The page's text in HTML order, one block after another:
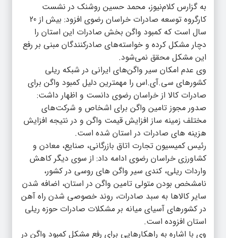
به گزارس کلام‌نیوز، محمد حسین روشنک در نشست
کارگروه توسعه صادرات خراسان رضوی افزود: بیش از 20
سال است که کمبود واگن بخش صادرات این استان را
دچار مشکل کرده و خواسته‌های صادرکنندگان مبنی بر رفع
این مشکل محقق نمی‌شود.
وی عدم امکان سیر واگن‌های ایرانی در شبکه ریلی
کشورهای سی.آی.اس را مهمترین دلیل کمبود واگن برای
صادرات کالا از خراسان رضوی دانست و اظهار داشت:
صدور مجوز تامین واگن برای اشخاص و شرکت‌های
مختلف زمینه ساز افزایش قیمت واگن و در نتیجه افزایش
هزینه های صادرات در استان شده است.
رئیس کمیسیون تجارت اتاق بازرگانی، صنایع، معادن و
کشاورزی خراسان رضوی ادامه داد: از سوی دیگر کاهش
واردات ریلی، کندی سیر واگن های روسی در کشور،
نامشخص بودن متولی تامین واگن در استان، اضافه شدن
سایر کالاها به سبد صادرات، روند خصوصی شدن راه آهن
در کشورهای آسیای میانه بر مشکلات صادرات حوزه ریلی
استان افزوده است.
وی با اشاره به راهکارهایی برای رفع مشکل کمبود واگن در